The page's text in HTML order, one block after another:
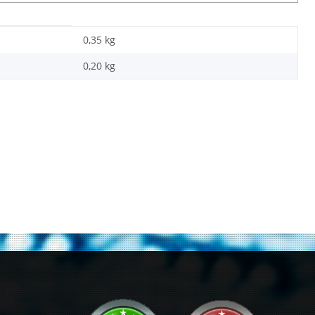
0,35 kg
0,20 kg